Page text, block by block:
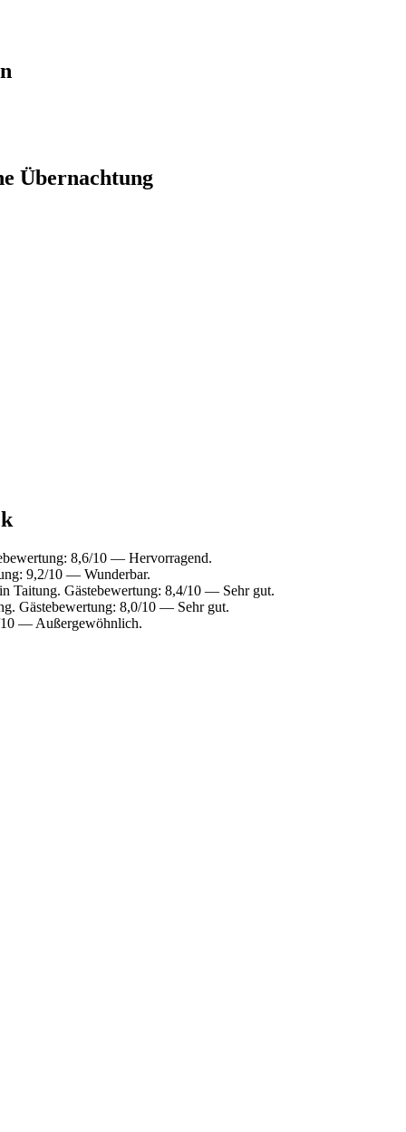
Übernachtung
8,6/10 — Hervorragend.
9,2/10 — Wunderbar.
Taitung. Gästebewertung: 8,4/10 — Sehr gut.
Gästebewertung: 8,0/10 — Sehr gut.
— Außergewöhnlich.